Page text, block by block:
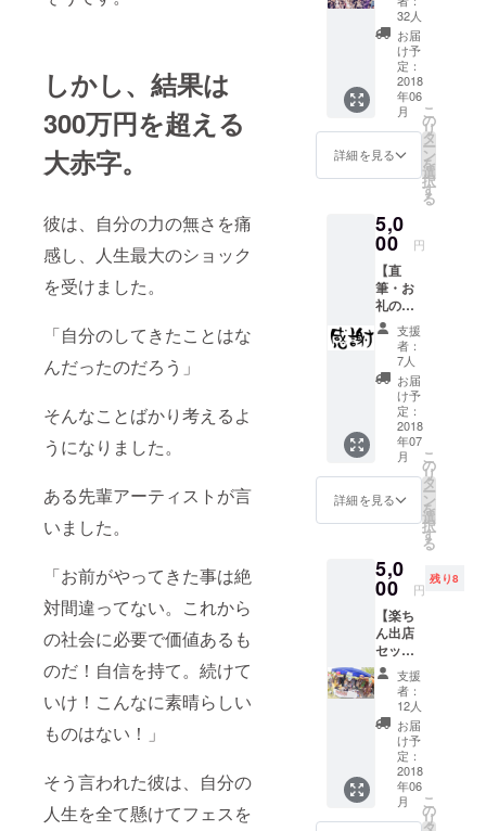
しかし、結果は
300万円を超える
大赤字。
彼は、自分の力の無さを痛
感し、人生最大のショック
を受けました。
「自分のしてきたことはな
んだったのだろう」
そんなことばかり考えるよ
うになりました。
ある先輩アーティストが言
いました。
「お前がやってきた事は絶
対間違ってない。これから
の社会に必要で価値あるも
のだ！自信を持て。続けて
いけ！こんなに素晴らしい
ものはない！」
そう言われた彼は、自分の
人生を全て懸けてフェスを
南丹市
の
JR『園
部駅』
からバ
スで約
30分(駐
車場あ
り) ※12
の
GreatL
uckFES
に参加
できる
チケッ
トで
す。
(OPEN)
12:00
)12:30
(CLOSE
)20:00
フェス
会
場:STIH
Lの森
京都府
南丹市
の
JR『園
部駅』
からバ
スで約
30分(駐
車場あ
り) ※12
32人
お届
け予
定：
2018
年06
月
詳細を見る
こ
の
リ
タ
ー
ン
を
選
択
す
る
5,0
00 円
【直
筆・お
礼の手
紙】 発
起人で
ある
Green
Worldの
TAKAか
代表新
井康陽
が直筆
でお礼
の手紙
を書か
せてい
ます。
（希望
の人物
をご指
名くだ
さい）
支援
者：
7人
お届
け予
定：
2018
年07
月
詳細を見る
こ
の
リ
タ
ー
ン
を
選
択
す
る
5,0
00 円
残り8
【楽ち
ん出店
セッ
ト】
フェス
チケッ
トがあ
れば、
誰でも
出店・
表現が
可能な
『Great
支援
者：
12人
お届
け予
定：
2018
年06
月
こ
の
リ